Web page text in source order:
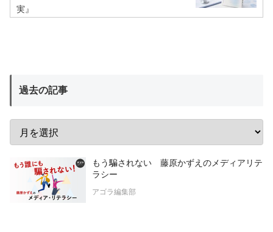
実』
過去の記事
もう騙されない 藤原かずえのメディアリテ
ラシー
アゴラ編集部